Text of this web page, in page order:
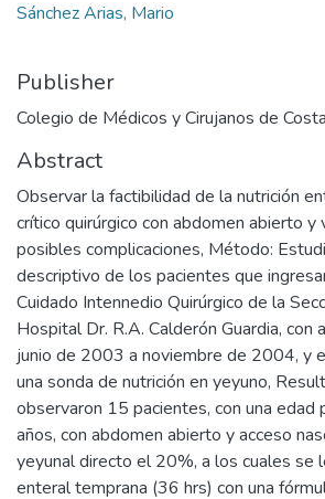
Sánchez Arias, Mario
Publisher
Colegio de Médicos y Cirujanos de
Abstract
Observar la factibilidad de la nutrición
crítico quirúrgico con abdomen abierto y
posibles complicaciones, Método:
descriptivo de los pacientes que
Cuidado Intennedio Quirúrgico de la
Hospital Dr. R.A. Calderón Guardia, con
junio de 2003 a noviembre de 2004, y
una sonda de nutrición en yeyuno,
observaron 15 pacientes, con una edad
años, con abdomen abierto y acceso
yeyunal directo el 20%, a los cuales se
enteral temprana (36 hrs) con una